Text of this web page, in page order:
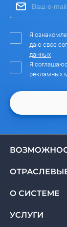
Я
даю свое
данных
Я
рекламных
О СИСТЕМЕ
УСЛУГИ